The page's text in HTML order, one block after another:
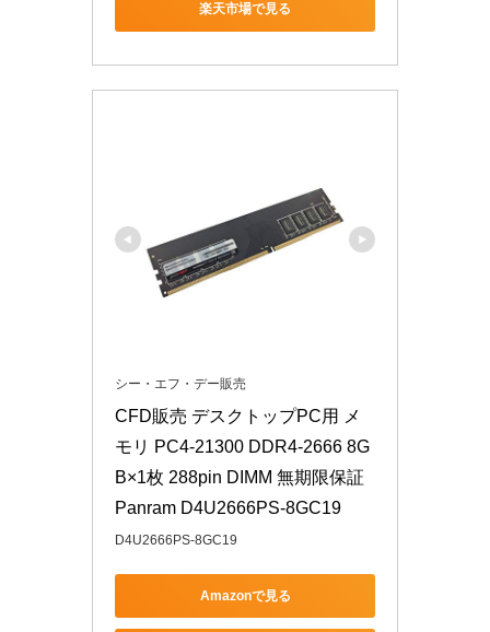
楽天市場で見る
シー・エフ・デー販売
CFD販売 デスクトップPC用 メ
モリ PC4-21300 DDR4-2666 8G
B×1枚 288pin DIMM 無期限保証
Panram D4U2666PS-8GC19
D4U2666PS-8GC19
Amazonで見る